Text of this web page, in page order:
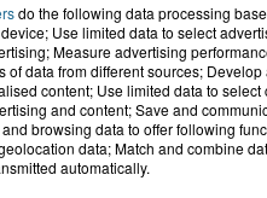
do the following data processing
Use limited data to select
Measure advertising
of data from different sources;
content; Use limited data to
and content; Save and
browsing data to offer following
data; Match and combine
automatically.